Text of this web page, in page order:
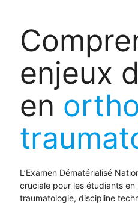
enjeux
en
L’Examen Dématérialisé
cruciale pour les étudiants en
traumatologie, discipline